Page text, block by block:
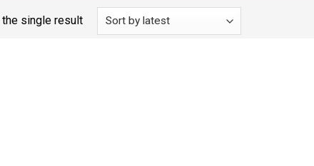
single result